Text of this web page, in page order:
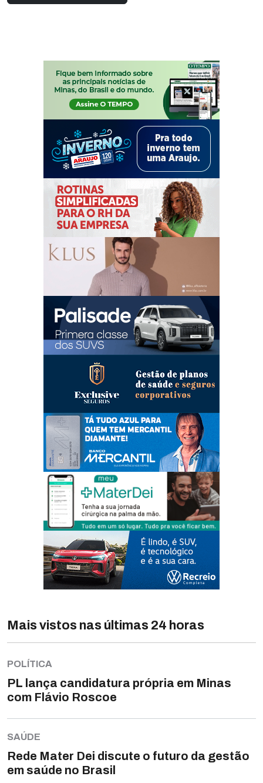
Mais vistos nas últimas 24 horas
POLÍTICA
PL lança candidatura própria em Minas
com Flávio Roscoe
SAÚDE
Rede Mater Dei discute o futuro da gestão
em saúde no Brasil